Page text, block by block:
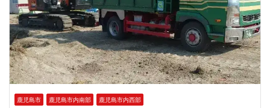
鹿児島市 鹿児島市内南部 鹿児島市内西部